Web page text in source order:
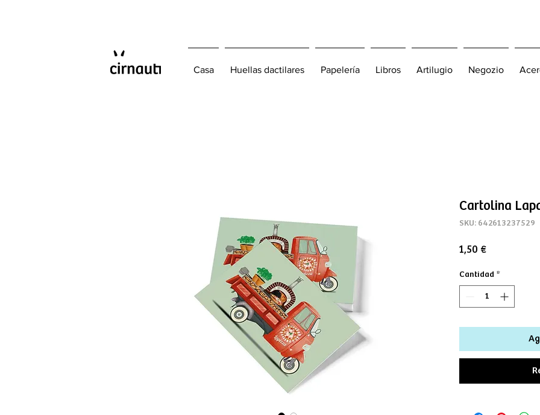
Casa Huellas dactilares Papelería Libros Artilugio Negozio
Cartolina
SKU: 642613237529
1,50 €Precio
Cantidad *